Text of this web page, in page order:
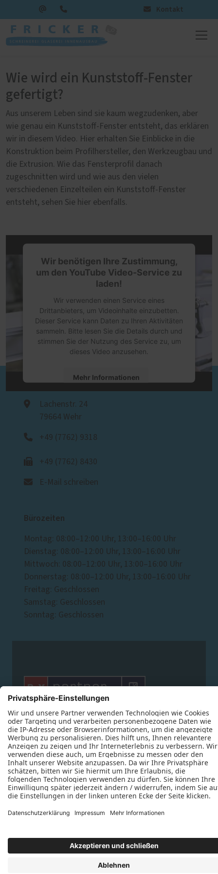
Kontakt
Wie wird ein Kunststoff-Fenster
gefertigt?
Aus unserem Leben sind sie kaum wegzudenken, aber
wie genau ein Kunststoff-Fenster entsteht, das erklären
wir in diesem Video. Hier erhalten Sie Einblicke in die
Konstruktion beim Profilhersteller, den Werkzeugbau und
die Extrusion. Wie das Fensterprofil danach
zugeschnitten wird und wie aus den vielen
verschiedenen Einzelteilen ein Kunststoff-Fenster
entsteht, sehen Sie hier ebenfalls.
Wir benötigen Ihre Zustimmung,
um den YouTube Video-Service zu
laden!
Wir verwenden einen Service eines
Drittanbieters, um Videoinhalte einzubetten.
Dieser Service kann Daten zu Ihren Aktivitäten
sammeln. Bitte lesen Sie die Details durch und
stimmen Sie der Nutzung des Service zu, um
dieses Video anzusehen.
Mehr Informationen
Akzeptieren
powered by
Schreinerei Hans Fricker
Lachenstr. 24
79664 Wehr
+49 (7762) 9318
+49 (7762) 8430
E-Mail schreiben
Bürozeiten
Montag: 08:00–12:00 Uhr, 13:00–16:00 Uhr
Dienstag: 08:00–12:00 Uhr, 13:00–16:00 Uhr
Mittwoch: 08:00–12:00 Uhr, 13:00–16:00 Uhr
Donnerstag: 08:00–12:00 Uhr, 13:00–16:00 Uhr
Freitag: Geschlossen
Samstag: Geschlossen
Sonntag: Geschlossen
   
   
Datenschutz Impressum
Kontakt